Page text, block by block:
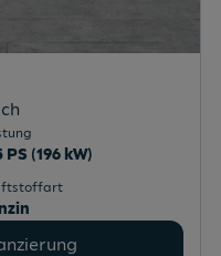
PS (196 kW)